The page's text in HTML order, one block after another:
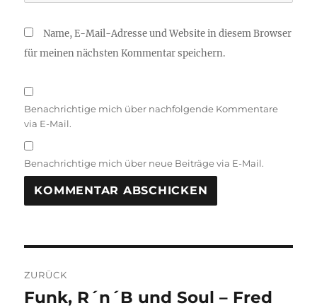
Name, E-Mail-Adresse und Website in diesem Browser
für meinen nächsten Kommentar speichern.
Benachrichtige mich über nachfolgende Kommentare
via E-Mail.
Benachrichtige mich über neue Beiträge via E-Mail.
ZURÜCK
Vorheriger
Funk, R´n´B und Soul – Fred